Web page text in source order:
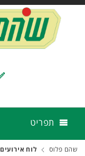
תפריט
שהם פלוס לוח אירועים